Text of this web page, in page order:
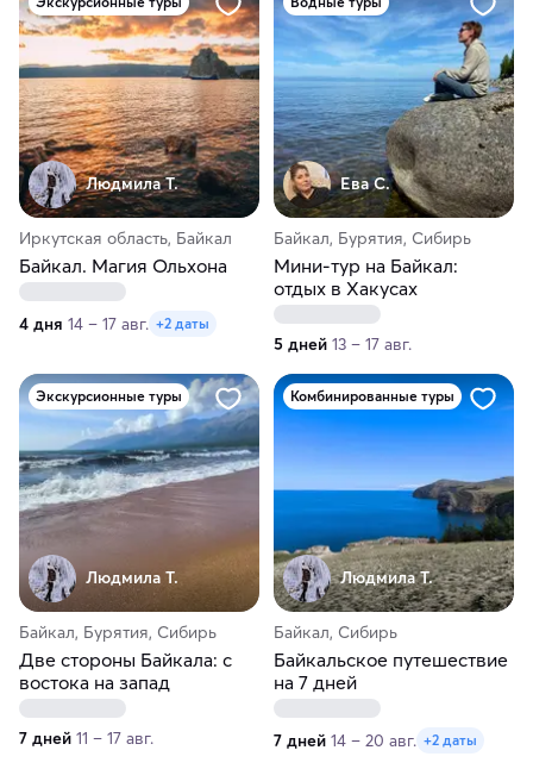
Людмила Т.
Иркутская область, Байкал
Байкал. Магия Ольхона
4 дня 14 – 17 авг. +2 даты
Ева С.
Байкал, Бурятия, Сибирь
Мини-тур на Байкал:
отдых в Хакусах
5 дней 13 – 17 авг.
Экскурсионные туры
Людмила Т.
Байкал, Бурятия, Сибирь
Две стороны Байкала: с
востока на запад
7 дней 11 – 17 авг.
Комбинированные туры
Людмила Т.
Байкал, Сибирь
Байкальское путешествие
на 7 дней
7 дней 14 – 20 авг. +2 даты